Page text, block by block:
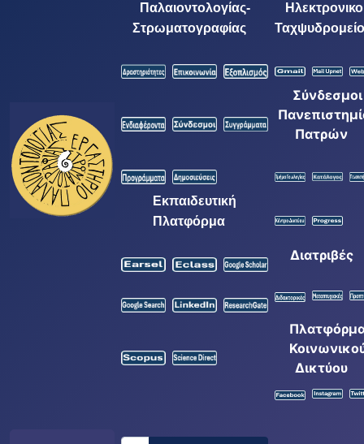
Παλαιοντολογίας-
Στρωματογραφίας
Σύνδεσμοι
Πατρών
Εκπαιδευτική
Πλατφόρμα
Διατριβές
Δικτύου